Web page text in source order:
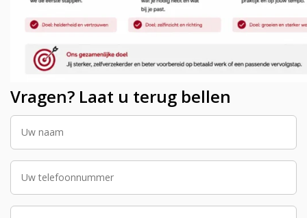
Vragen? Laat u terug bellen